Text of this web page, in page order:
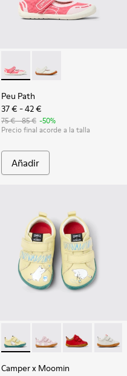
de tejido y piel rosas para
Peu Path - K800692-002 -
Peu Path -
Peu Path
37 € - 42 €
75 € - 85 € -50%
Precio final acorde a la talla
Añadir
de piel y nobuk multicolor
003 001
Camper x Moomin -
Camper x Moomin -
Camper x
Camper x Moomin